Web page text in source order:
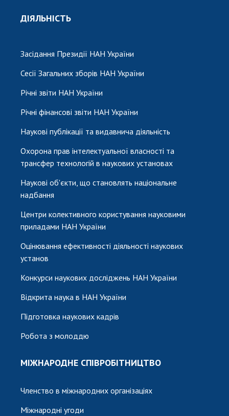
ДІЯЛЬНІСТЬ
Засідання Президії НАН України
Сесії Загальних зборів НАН України
Річні звіти НАН України
Річні фінансові звіти НАН України
Наукові публікації та видавнича діяльність
Охорона прав інтелектуальної власності та
трансфер технологій в наукових установах
Наукові об'єкти, що становлять національне
надбання
Центри колективного користування науковими
приладами НАН України
Оцінювання ефективності діяльності наукових
установ
Конкурси наукових досліджень НАН України
Відкрита наука в НАН України
Підготовка наукових кадрів
Робота з молоддю
МІЖНАРОДНЕ СПІВРОБІТНИЦТВО
Членство в міжнародних організаціях
Міжнародні угоди